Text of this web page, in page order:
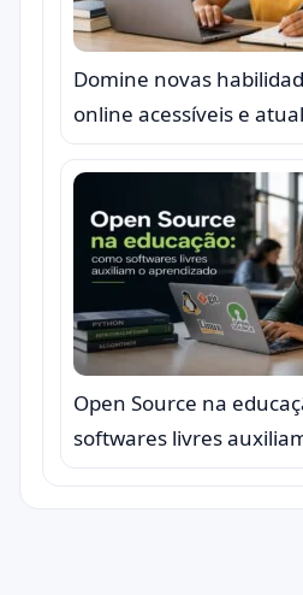
Domine novas
online acessíveis e
Open Source na
softwares livres